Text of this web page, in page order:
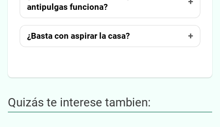
antipulgas funciona?
¿Basta con aspirar la casa?
Quizás te interese tambien: